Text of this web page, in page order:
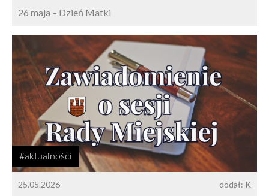
26 maja – Dzień Matki
#aktualności
25.05.2026 dodał: K